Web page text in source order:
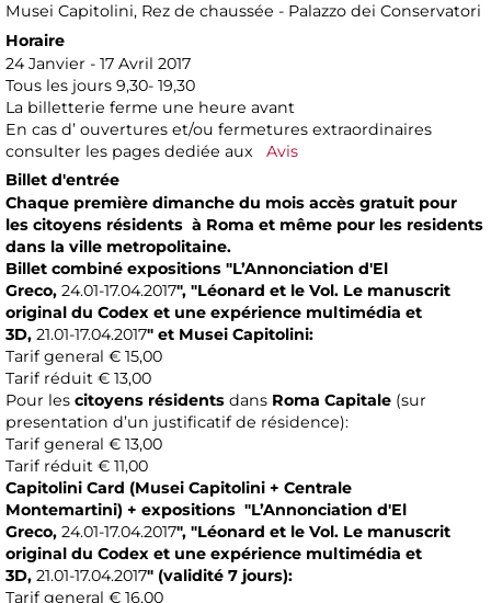
Musei Capitolini, Rez de chaussée - Palazzo dei Conservatori
Horaire
24 Janvier - 17 Avril 2017
Tous les jours 9,30- 19,30
La billetterie ferme une heure avant
En cas d’ ouvertures et/ou fermetures extraordinaires
consulter les pages dediée aux Avis
Billet d'entrée
Chaque première dimanche du mois accès gratuit pour
les citoyens résidents à Roma et même pour les residents
dans la ville metropolitaine.
Billet combiné expositions "L’Annonciation d'El
Greco, 24.01-17.04.2017", "Léonard et le Vol. Le manuscrit
original du Codex et une expérience multimédia et
3D, 21.01-17.04.2017" et Musei Capitolini:
Tarif general € 15,00
Tarif réduit € 13,00
Pour les citoyens résidents dans Roma Capitale (sur
presentation d’un justificatif de résidence):
Tarif general € 13,00
Tarif réduit € 11,00
Capitolini Card (Musei Capitolini + Centrale
Montemartini) + expositions "L’Annonciation d'El
Greco, 24.01-17.04.2017", "Léonard et le Vol. Le manuscrit
original du Codex et une expérience multimédia et
3D, 21.01-17.04.2017" (validité 7 jours):
Tarif general € 16,00